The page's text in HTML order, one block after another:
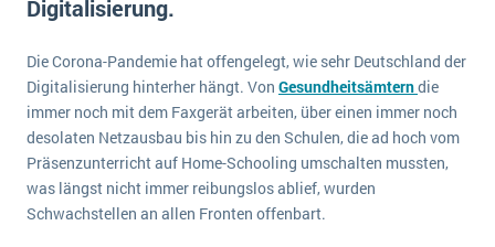
Suche
Auswahl
Einführung
Schulung
Auswertung
Service und Wartung
Einzelhandel
Finanzen
Grosshandel
Handel
Handwerk
Health Care
Die 4 Komponenten eines CRM-Systems
5 Funktionen einer ERP-Software für Konzerne
Was ist Data Mining? - Ein Leitfaden für Unternehmen
DSGVO/GDPR
Impressum
Kontakt
Digitalisierung.
Die Corona-Pandemie hat offengelegt, wie sehr Deutschland der
Digitalisierung hinterher hängt. Von Gesundheitsämterndie
immer noch mit dem Faxgerät arbeiten, über einen immer noch
desolaten Netzausbau bis hin zu den Schulen, die ad hoch vom
Präsenzunterricht auf Home-Schooling umschalten mussten,
was längst nicht immer reibungslos ablief, wurden
Schwachstellen an allen Fronten offenbart.